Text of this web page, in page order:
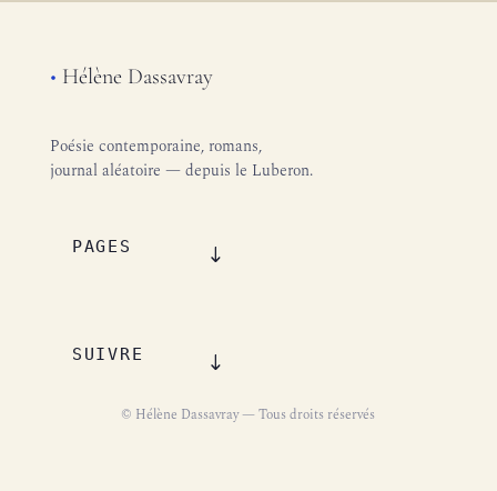
• Hélène Dassavray
Poésie contemporaine, romans,
journal aléatoire — depuis le Luberon.
PAGES
SUIVRE
© Hélène Dassavray — Tous droits réservés